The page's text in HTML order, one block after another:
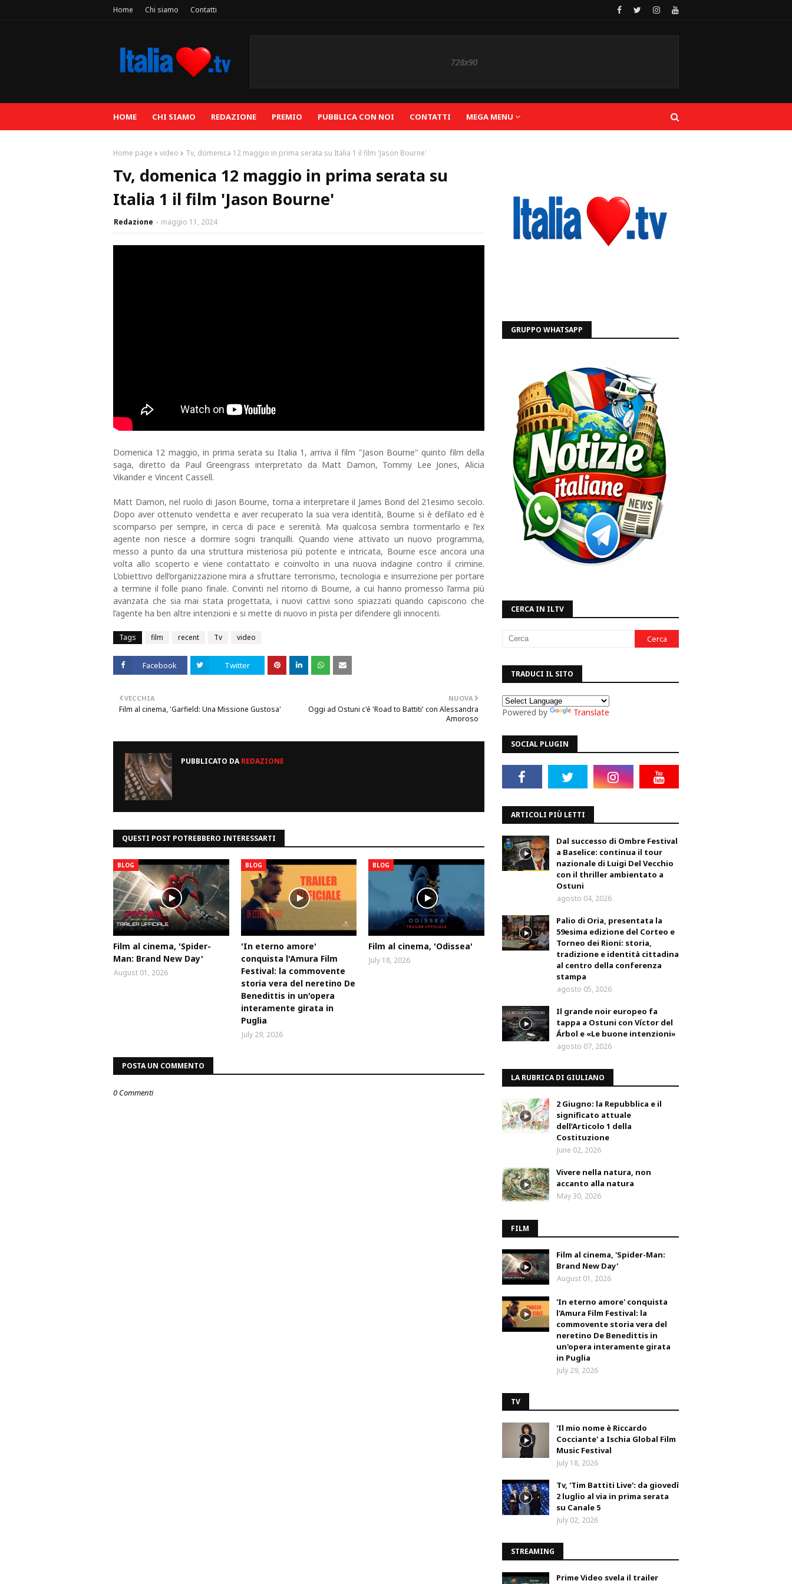
Home Chi siamo Contatti
HOME CHI SIAMO REDAZIONE PREMIO PUBBLICA CON NOI CONTATTI MEGA MENU
Home page video Tv, domenica 12 maggio in prima serata su Italia 1 il film 'Jason Bourne'
Tv, domenica 12 maggio in prima serata su
Italia 1 il film 'Jason Bourne'
Redazione maggio 11, 2024
Domenica 12 maggio, in prima serata su Italia 1, arriva il film "Jason Bourne" quinto film della
saga, diretto da Paul Greengrass interpretato da Matt Damon, Tommy Lee Jones, Alicia
Vikander e Vincent Cassell.
Matt Damon, nel ruolo di Jason Bourne, torna a interpretare il James Bond del 21esimo secolo.
Dopo aver ottenuto vendetta e aver recuperato la sua vera identità, Bourne si è defilato ed è
scomparso per sempre, in cerca di pace e serenità. Ma qualcosa sembra tormentarlo e l’ex
agente non riesce a dormire sogni tranquilli. Quando viene attivato un nuovo programma,
messo a punto da una struttura misteriosa più potente e intricata, Bourne esce ancora una
volta allo scoperto e viene contattato e coinvolto in una nuova indagine contro il crimine.
L’obiettivo dell’organizzazione mira a sfruttare terrorismo, tecnologia e insurrezione per portare
a termine il folle piano finale. Convinti nel ritorno di Bourne, a cui hanno promesso l’arma più
avanzata che sia mai stata progettata, i nuovi cattivi sono spiazzati quando capiscono che
l’agente ha ben altre intenzioni e si mette di nuovo in pista per difendere gli innocenti.
Tags film recent Tv video
Facebook Twitter
NUOVA
Oggi ad Ostuni c'é 'Road to Battiti' con Alessandra
Amoroso
VECCHIA
Film al cinema, 'Garfield: Una Missione Gustosa'
PUBBLICATO DAREDAZIONE
QUESTI POST POTREBBERO INTERESSARTI
BLOG
Film al cinema, 'Spider-
Man: Brand New Day'
August 01, 2026
BLOG
'In eterno amore'
conquista l'Amura Film
Festival: la commovente
storia vera del neretino De
Benedittis in un'opera
interamente girata in
Puglia
July 29, 2026
BLOG
Film al cinema, 'Odissea'
July 18, 2026
POSTA UN COMMENTO
0 Commenti
GRUPPO WHATSAPP
CERCA IN ILTV
TRADUCI IL SITO
Powered by Translate
SOCIAL PLUGIN
ARTICOLI PIÙ LETTI
Dal successo di Ombre Festival
a Baselice: continua il tour
nazionale di Luigi Del Vecchio
con il thriller ambientato a
Ostuni
agosto 04, 2026
Palio di Oria, presentata la
59esima edizione del Corteo e
Torneo dei Rioni: storia,
tradizione e identità cittadina
al centro della conferenza
stampa
agosto 05, 2026
Il grande noir europeo fa
tappa a Ostuni con Víctor del
Árbol e «Le buone intenzioni»
agosto 07, 2026
LA RUBRICA DI GIULIANO
2 Giugno: la Repubblica e il
significato attuale
dell’Articolo 1 della
Costituzione
June 02, 2026
Vivere nella natura, non
accanto alla natura
May 30, 2026
FILM
Film al cinema, 'Spider-Man:
Brand New Day'
August 01, 2026
'In eterno amore' conquista
l'Amura Film Festival: la
commovente storia vera del
neretino De Benedittis in
un'opera interamente girata
in Puglia
July 29, 2026
TV
'Il mio nome è Riccardo
Cocciante' a Ischia Global Film
Music Festival
July 18, 2026
Tv, 'Tim Battiti Live': da giovedì
2 luglio al via in prima serata
su Canale 5
July 02, 2026
STREAMING
Prime Video svela il trailer